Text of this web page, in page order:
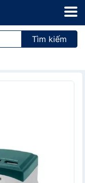
Tìm kiếm